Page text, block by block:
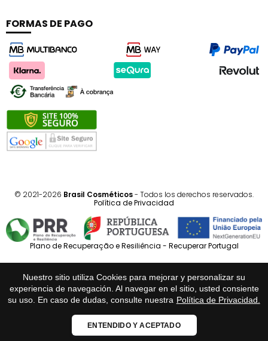
Nuestro sitio utiliza Cookies para mejorar y personalizar su
experiencia de navegación. Al navegar en el sitio, usted consiente
su uso. En caso de dudas, consulte nuestra Política de Privacidad.
ENTENDIDO Y ACEPTADO
FORMAS DE PAGO
© 2021-2026 Brasil Cosméticos- Todos los derechos reservados.
Política de Privacidad
Plano de Recuperação e Resiliência - Recuperar Portugal
Português Español
Trustindex